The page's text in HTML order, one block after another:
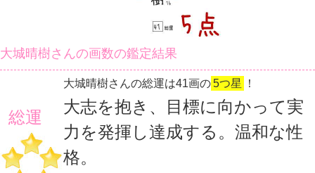
大城晴樹さんの画数の鑑定結果
総運
大城晴樹さんの総運は41画の5つ星 ！
大志を抱き、目標に向かって実
力を発揮し達成する。温和な性
格。